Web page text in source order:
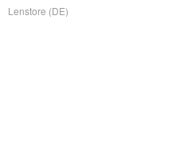
Lenstore (DE)